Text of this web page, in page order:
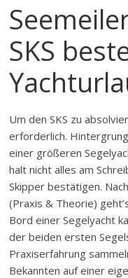
SKS
Um den SKS zu
erforderlich.
einer größeren
halt nicht alles am
Skipper bestätigen.
(Praxis & Theorie)
Bord einer Segelyacht
der beiden ersten
Praxiserfahrung
Bekannten auf einer